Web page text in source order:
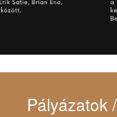
Pályázatok